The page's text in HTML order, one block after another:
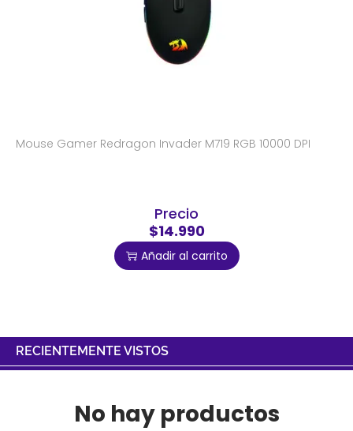
Mouse Gamer Redragon Invader M719 RGB 10000 DPI
Precio
$14.990
Añadir al carrito
RECIENTEMENTE VISTOS
No hay productos